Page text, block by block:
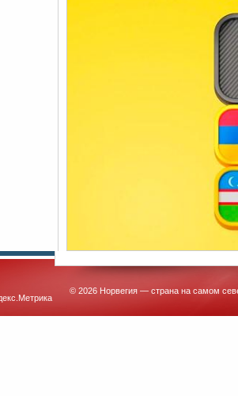
© 2026 Норвегия — страна на самом